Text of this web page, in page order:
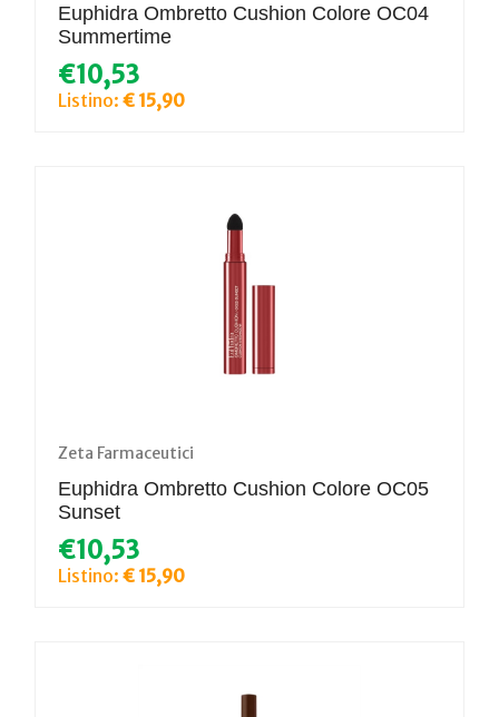
Euphidra Ombretto Cushion Colore OC04
Summertime
€10,53
Listino: € 15,90
Zeta Farmaceutici
Euphidra Ombretto Cushion Colore OC05
Sunset
€10,53
Listino: € 15,90